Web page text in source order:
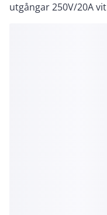
utgångar 250V/20A vit